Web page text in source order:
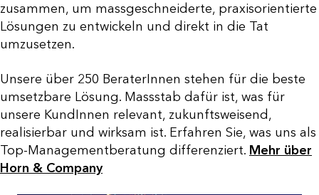
zusammen, um massgeschneiderte, praxisorientierte
Lösungen zu entwickeln und direkt in die Tat
umzusetzen.
Unsere über 250 BeraterInnen stehen für die beste
umsetzbare Lösung. Massstab dafür ist, was für
unsere KundInnen relevant, zukunftsweisend,
realisierbar und wirksam ist. Erfahren Sie, was uns als
Top-Managementberatung differenziert. Mehr über
Horn & Company